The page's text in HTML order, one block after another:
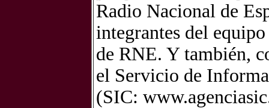
Radio Nacional de
integrantes del
de RNE. Y también,
el Servicio de
(SIC: